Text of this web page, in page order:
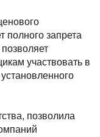
полного запрета
участвовать в
позволила